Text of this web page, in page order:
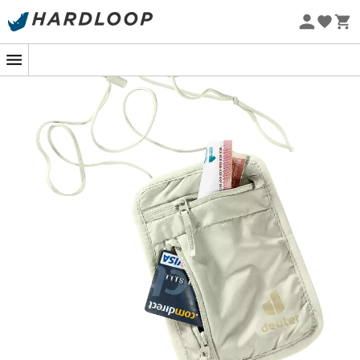
Letní akce 🔥 -5 % EXTRA při nákupu 2 produktů* s kódem